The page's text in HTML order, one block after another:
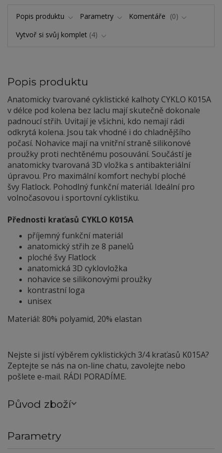
Popis produktu Parametry Komentáře
0
Vytvoř si svůj komplet 4
Popis produktu
Anatomicky tvarované cyklistické kalhoty CYKLO K015A
v délce pod kolena bez laclu mají skutečně dokonale
padnoucí střih. Uvitají je všichni, kdo nemají rádi
odkrytá kolena. Jsou tak vhodné i do chladnějšího
počasí. Nohavice mají na vnitřní straně silikonové
proužky proti nechtěnému posouvání. Součástí je
anatomicky tvarovaná 3D vložka s antibakteriální
úpravou. Pro maximální komfort nechybí ploché
švy Flatlock. Pohodlný funkční materiál. Ideální pro
volnočasovou i sportovní cyklistiku.
Přednosti kraťasů CYKLO K015A
příjemný funkční materiál
anatomický střih ze 8 panelů
ploché švy Flatlock
anatomická 3D cyklovložka
nohavice se silikonovými proužky
kontrastní loga
unisex
Materiál: 80% polyamid, 20% elastan
Nejste si jistí výběrem cyklistických 3/4 kraťasů K015A?
Zeptejte se nás na on-line chatu, zavolejte nebo
pošlete e-mail. RÁDI PORADÍME.
Původ zboží
Parametry